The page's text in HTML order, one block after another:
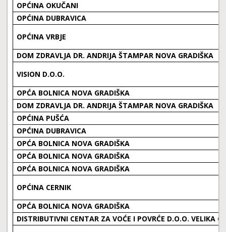
OPĆINA OKUČANI
OPĆINA DUBRAVICA
OPĆINA VRBJE
DOM ZDRAVLJA DR. ANDRIJA ŠTAMPAR NOVA GRADIŠKA
VISION D.O.O.
OPĆA BOLNICA NOVA GRADIŠKA
DOM ZDRAVLJA DR. ANDRIJA ŠTAMPAR NOVA GRADIŠKA
OPĆINA PUŠĆA
OPĆINA DUBRAVICA
OPĆA BOLNICA NOVA GRADIŠKA
OPĆA BOLNICA NOVA GRADIŠKA
OPĆA BOLNICA NOVA GRADIŠKA
OPĆINA CERNIK
OPĆA BOLNICA NOVA GRADIŠKA
DISTRIBUTIVNI CENTAR ZA VOĆE I POVRĆE D.O.O. VELIKA